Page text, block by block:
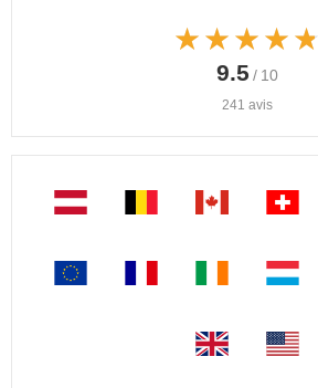
★★★★★
★★★★★
9.5 / 10
241 avis